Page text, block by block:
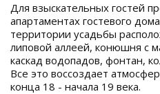
Для взыскательных гостей
апартаментах гостевого
территории усадьбы
липовой аллеей, конюшня с
каскад водопадов, фонтан,
Все это воссоздает
конца 18 - начала 19 века.